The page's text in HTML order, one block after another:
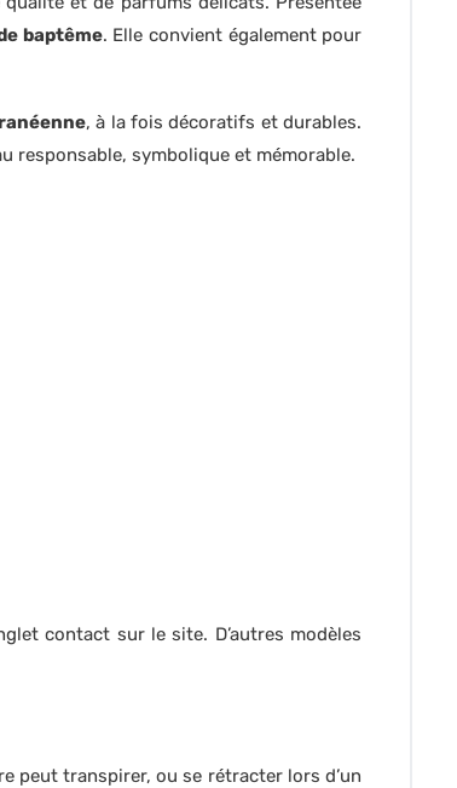
baptême. Elle convient également pour
, à la fois décoratifs et durables.
responsable, symbolique et mémorable.
contact sur le site. D’autres modèles
peut transpirer, ou se rétracter lors d’un